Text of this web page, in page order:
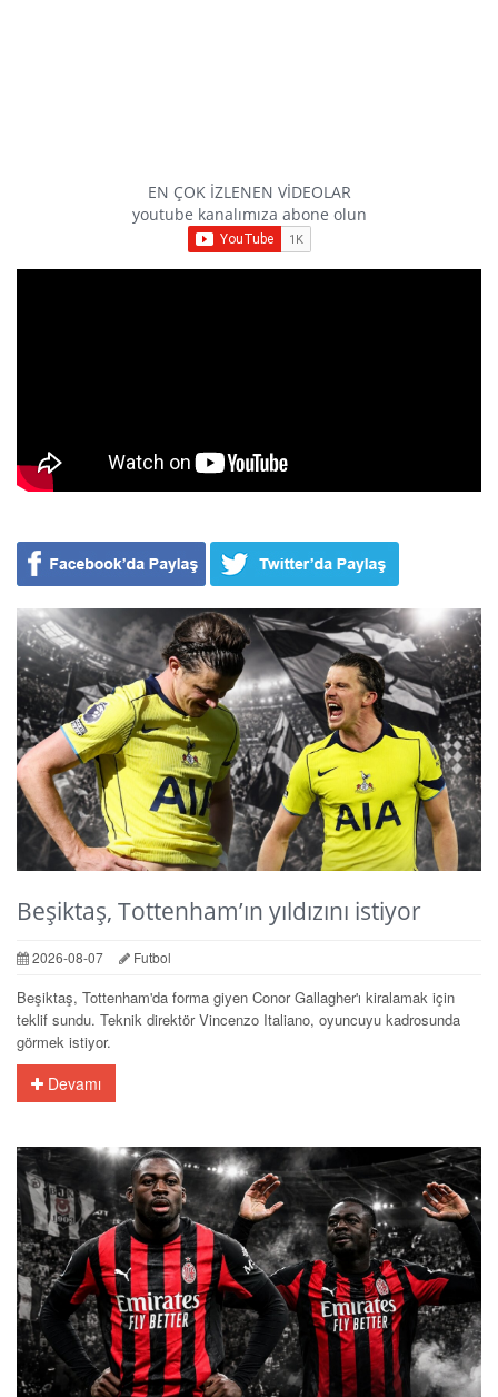
EN ÇOK İZLENEN VİDEOLAR
youtube kanalımıza abone olun
Beşiktaş, Tottenham’ın yıldızını istiyor
2026-08-07 Futbol
Beşiktaş, Tottenham'da forma giyen Conor Gallagher'ı kiralamak için
teklif sundu. Teknik direktör Vincenzo Italiano, oyuncuyu kadrosunda
görmek istiyor.
Devamı